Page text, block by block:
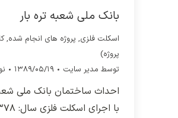
بانک ملی شعبه تره بار
اسکلت فلزی, پروژه های انجام شده,
پروژه)
توسط مدیر سایت ۱۳۸۹/۰۵/۱۹
احداث ساختمان بانک ملی